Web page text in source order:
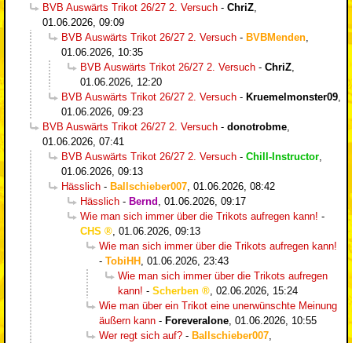
BVB Auswärts Trikot 26/27 2. Versuch - ChriZ,
01.06.2026, 09:09
BVB Auswärts Trikot 26/27 2. Versuch - BVBMenden,
01.06.2026, 10:35
BVB Auswärts Trikot 26/27 2. Versuch - ChriZ,
01.06.2026, 12:20
BVB Auswärts Trikot 26/27 2. Versuch - Kruemelmonster09,
01.06.2026, 09:23
BVB Auswärts Trikot 26/27 2. Versuch - donotrobme,
01.06.2026, 07:41
BVB Auswärts Trikot 26/27 2. Versuch - Chill-Instructor,
01.06.2026, 09:13
Hässlich - Ballschieber007, 01.06.2026, 08:42
Hässlich - Bernd , 01.06.2026, 09:17
Wie man sich immer über die Trikots aufregen kann! -
CHS
, 01.06.2026, 09:13
Wie man sich immer über die Trikots aufregen kann!
- TobiHH , 01.06.2026, 23:43
Wie man sich immer über die Trikots aufregen
kann! - Scherben , 02.06.2026, 15:24
Wie man über ein Trikot eine unerwünschte Meinung
äußern kann - Foreveralone, 01.06.2026, 10:55
Wer regt sich auf? - Ballschieber007,